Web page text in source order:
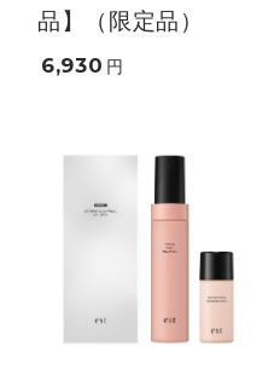
品】（限定品）
6,930 円